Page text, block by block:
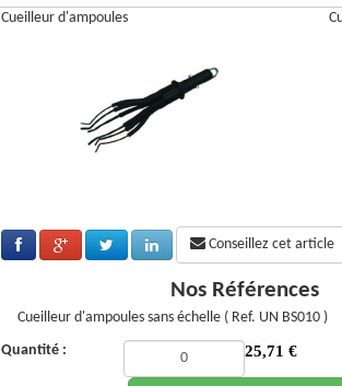
Cueilleur d'ampoules
Conseillez cet article
Nos Références
Cueilleur d'ampoules sans échelle ( Ref. UN BS010 )
Quantité :
25,71 €